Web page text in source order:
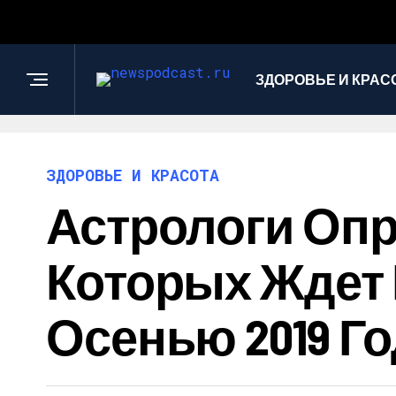
ЗДОРОВЬЕ И
ЗДОРОВЬЕ И КРАСОТА
Астрологи
Которых
Осенью 2019